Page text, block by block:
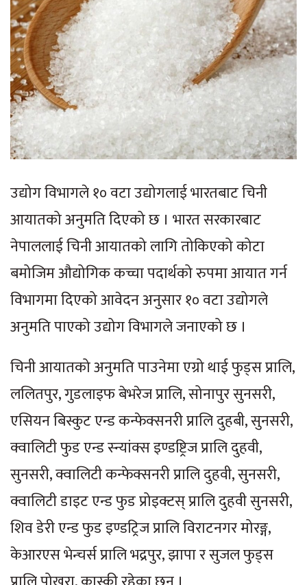
उद्योग विभागले १० वटा उद्योगलाई भारतबाट चिनी
आयातको अनुमति दिएको छ । भारत सरकारबाट
नेपाललाई चिनी आयातको लागि तोकिएको कोटा
बमोजिम औद्योगिक कच्चा पदार्थको रुपमा आयात गर्न
विभागमा दिएको आवेदन अनुसार १० वटा उद्योगले
अनुमति पाएको उद्योग विभागले जनाएको छ ।
चिनी आयातको अनुमति पाउनेमा एग्रो थाई फुड्स प्रालि,
ललितपुर, गुडलाइफ बेभरेज प्रालि, सोनापुर सुनसरी,
एसियन बिस्कुट एन्ड कन्फेक्सनरी प्रालि दुहबी, सुनसरी,
क्वालिटी फुड एन्ड स्न्यांक्स इण्डष्ट्रिज प्रालि दुहवी,
सुनसरी, क्वालिटी कन्फेक्सनरी प्रालि दुहवी, सुनसरी,
क्वालिटी डाइट एन्ड फुड प्रोइक्टस् प्रालि दुहवी सुनसरी,
शिव डेरी एन्ड फुड इण्डट्रिज प्रालि विराटनगर मोरङ्ग,
केआरएस भेन्चर्स प्रालि भद्रपुर, झापा र सुजल फुड्स